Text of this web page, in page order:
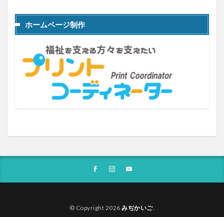
ホームページ制作
© Copyright 2026みぢかいご.